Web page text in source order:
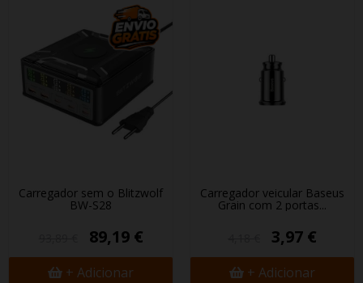
Carregador sem fio Blitzwolf
BW-S28
89,19 €
+ Adicionar
Carregador veicular Baseus
Grain com 2 portas...
3,97 €
+ Adicionar